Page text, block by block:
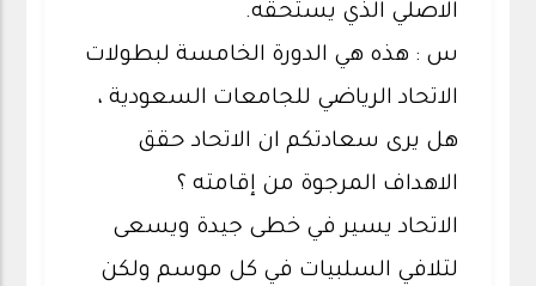
الاصلي الذي يستحقه.
س : هذه هي الدورة الخامسة لبطولات
الاتحاد الرياضي للجامعات السعودية ،
هل يرى سعادتكم ان الاتحاد حقق
الاهداف المرجوة من إقامته ؟
الاتحاد يسير في خطى جيدة ويسعى
لتلافي السلبيات في كل موسم ولكن